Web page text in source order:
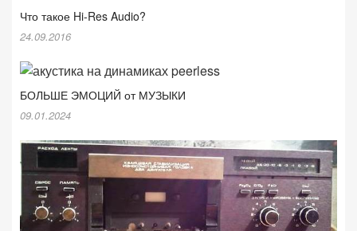
Что такое Hi-Res Audio?
24.09.2016
БОЛЬШЕ ЭМОЦИЙ от МУЗЫКИ
09.01.2024